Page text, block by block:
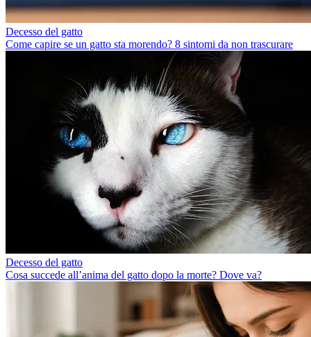
Decesso del gatto
Come capire se un gatto sta morendo? 8 sintomi da non trascurare
Decesso del gatto
Cosa succede all’anima del gatto dopo la morte? Dove va?